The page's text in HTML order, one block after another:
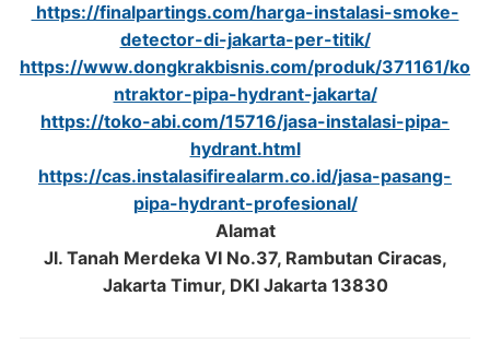
https://finalpartings.com/harga-instalasi-smoke-
detector-di-jakarta-per-titik/
https://www.dongkrakbisnis.com/produk/371161/ko
ntraktor-pipa-hydrant-jakarta/
https://toko-abi.com/15716/jasa-instalasi-pipa-
hydrant.html
https://cas.instalasifirealarm.co.id/jasa-pasang-
pipa-hydrant-profesional/
Alamat
Jl. Tanah Merdeka VI No.37, Rambutan Ciracas,
Jakarta Timur, DKI Jakarta 13830